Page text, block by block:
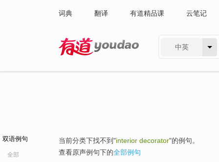
词典 翻译 有道精品课 云笔记
中英
双语例句
全部
当前分类下找不到"interior decorator"的例句。
查看原声例句下的全部例句